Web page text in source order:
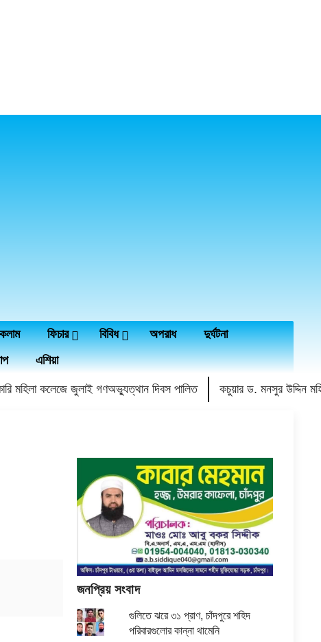
কলাম ফিচার বিবিধ অপরাধ
দুর্ঘটনা
এশিয়া
মহিলা কলেজে জুলাই গণঅভ্যুত্থান দিবস পালিত কচুয়ার ড. মনসুর উদ্দিন
জনপ্রিয় সংবাদ
গুলিতে ঝরে ৩১ প্রাণ, চাঁদপুরে শহিদ
পরিবারগুলোর কান্না থামেনি